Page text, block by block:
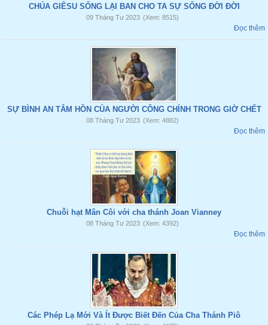
CHÚA GIÊSU SỐNG LẠI BAN CHO TA SỰ SỐNG ĐỜI ĐỜI
09 Tháng Tư 2023 (Xem: 8515)
Đọc thêm
SỰ BÌNH AN TÂM HỒN CỦA NGƯỜI CÔNG CHÍNH TRONG GIỜ CHẾT
08 Tháng Tư 2023 (Xem: 4882)
Đọc thêm
Chuỗi hạt Mân Côi với cha thánh Joan Vianney
08 Tháng Tư 2023 (Xem: 4392)
Đọc thêm
Các Phép Lạ Mới Và Ít Được Biết Đến Của Cha Thánh Piô